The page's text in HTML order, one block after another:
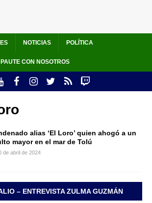
NOTICIAS POLÍTICA
PAUTE CON NOSOTROS
alias ‘El Loro’ quien ahogó a un
mayor en el mar de Tolú
de abril de 2024
– ENTREVISTA ZULMA GUZMÁN